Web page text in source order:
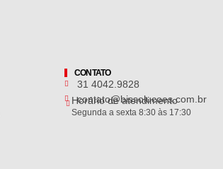
CONTATO
31 4042.9828
contato@bissolucoes.com.br
Horário de atendimento
Segunda a sexta 8:30 às 17:30